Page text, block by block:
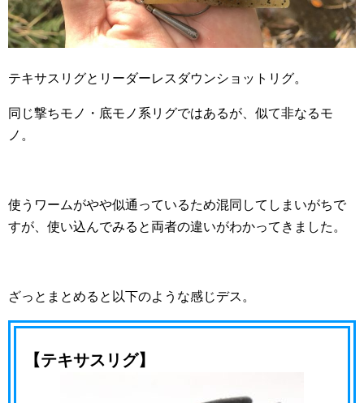
テキサスリグとリーダーレスダウンショットリグ。
同じ撃ちモノ・底モノ系リグではあるが、似て非なるモ
ノ。
使うワームがやや似通っているため混同してしまいがちで
すが、使い込んでみると両者の違いがわかってきました。
ざっとまとめると以下のような感じデス。
【テキサスリグ】